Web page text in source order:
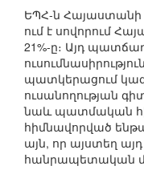
ԵՊՀ-ն Հայաստանի
ում է սովորում
21%-ը։ Այդ
պատկերացում
ուսանողության
նաև պատմական
հիմնավորված
այն, որ այստեղ
հանրապետական